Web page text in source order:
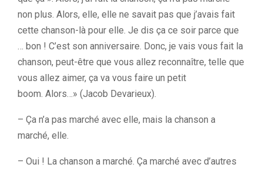
non plus. Alors, elle, elle ne savait pas que j’avais fait
cette chanson-là pour elle. Je dis ça ce soir parce que
… bon ! C’est son anniversaire. Donc, je vais vous fait la
chanson, peut-être que vous allez reconnaître, telle que
vous allez aimer, ça va vous faire un petit
boom. Alors…» (Jacob Devarieux).
– Ça n’a pas marché avec elle, mais la chanson a
marché, elle.
– Oui ! La chanson a marché. Ça marché avec d’autres